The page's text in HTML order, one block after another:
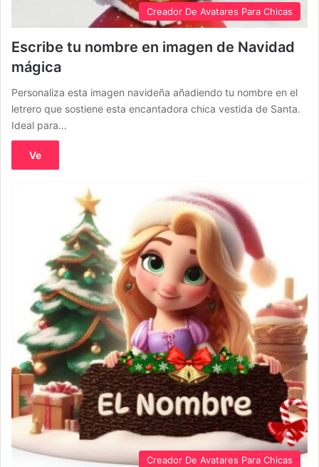
Creador De Avatares Para Chicas
Escribe tu nombre en imagen de Navidad
mágica
Personaliza esta imagen navideña añadiendo tu nombre en el
letrero que sostiene esta encantadora chica vestida de Santa.
Ideal para…
Ve
Creador De Avatares Para Chicas